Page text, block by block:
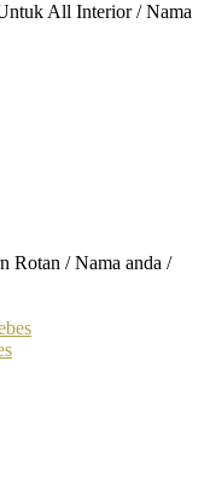
All Interior / Nama
Rotan / Nama anda /